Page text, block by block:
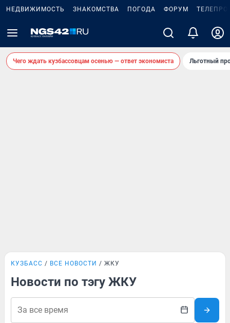
НЕДВИЖИМОСТЬ ЗНАКОМСТВА ПОГОДА ФОРУМ
Чего ждать кузбассовцам осенью — ответ экономиста Льготный
КУЗБАСС ВСЕ НОВОСТИ ЖКУ
Новости по тэгу ЖКУ